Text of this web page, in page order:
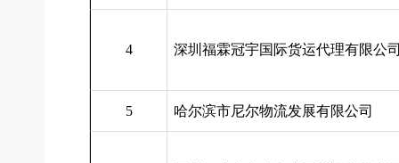
4 深圳福霖冠宇国际货运代理有限公
5 哈尔滨市尼尔物流发展有限公司